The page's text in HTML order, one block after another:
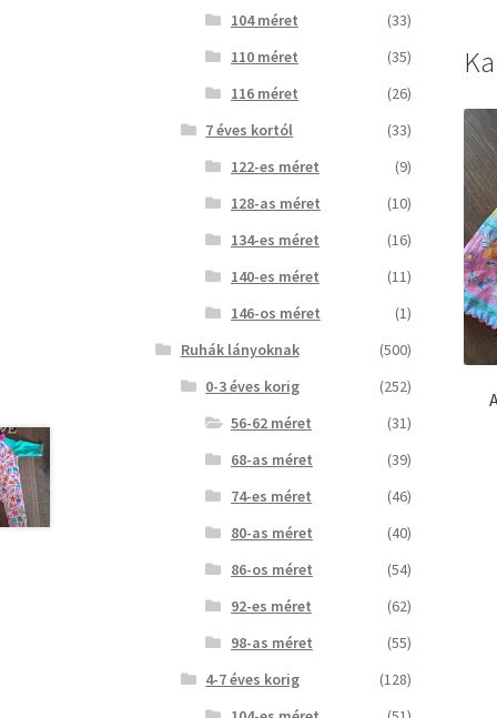
104 méret
(33)
110 méret
(35)
116 méret
(26)
7 éves kortól
(33)
122-es méret
(9)
128-as méret
(10)
134-es méret
(16)
140-es méret
(11)
146-os méret
(1)
Ruhák lányoknak
(500)
0-3 éves korig
(252)
56-62 méret
(31)
68-as méret
(39)
74-es méret
(46)
80-as méret
(40)
86-os méret
(54)
92-es méret
(62)
98-as méret
(55)
4-7 éves korig
(128)